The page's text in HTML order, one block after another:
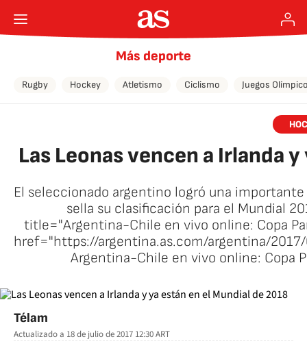
Más deporte
Rugby Hockey Atletismo Ciclismo Juegos
Las Leonas vencen a Irlanda
El seleccionado argentino logró una
sella su clasificación para el Mundial
title="Argentina-Chile en vivo online: Copa
href="https://argentina.as.com/argentina/
Argentina-Chile en vivo online: Copa
Télam
Actualizado a 18 de julio de 2017 12:30ART